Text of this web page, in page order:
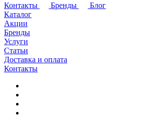
Контакты
Бренды
Блог
Каталог
Акции
Бренды
Услуги
Статьи
Доставка и оплата
Контакты